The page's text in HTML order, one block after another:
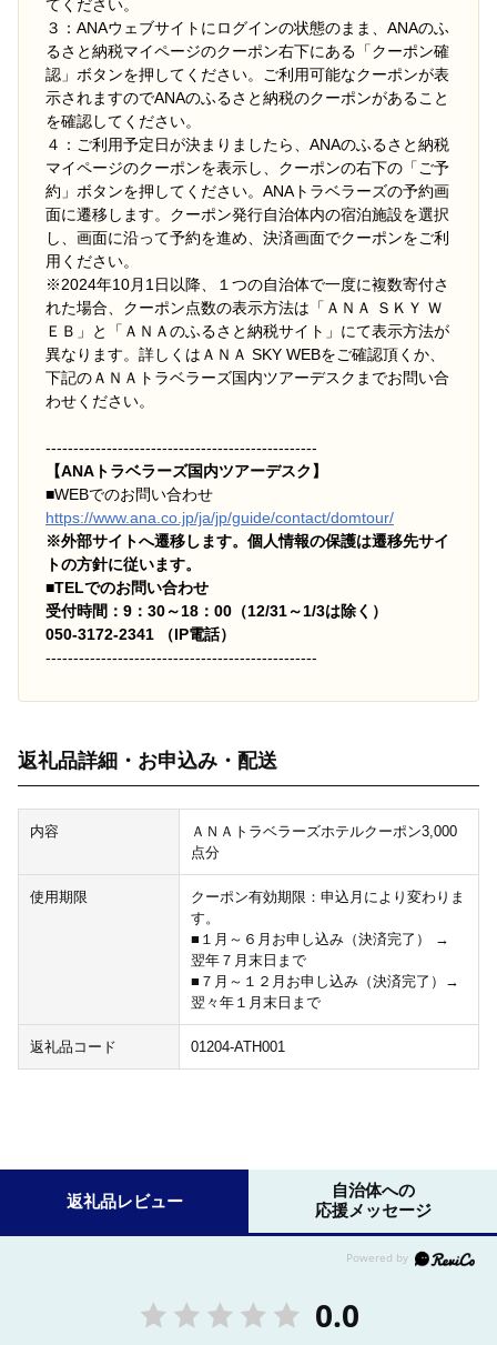
てください。
３：ANAウェブサイトにログインの状態のまま、ANAのふ
るさと納税マイページのクーポン右下にある「クーポン確
認」ボタンを押してください。ご利用可能なクーポンが表
示されますのでANAのふるさと納税のクーポンがあること
を確認してください。
４：ご利用予定日が決まりましたら、ANAのふるさと納税
マイページのクーポンを表示し、クーポンの右下の「ご予
約」ボタンを押してください。ANAトラベラーズの予約画
面に遷移します。クーポン発行自治体内の宿泊施設を選択
し、画面に沿って予約を進め、決済画面でクーポンをご利
用ください。
※2024年10月1日以降、１つの自治体で一度に複数寄付さ
れた場合、クーポン点数の表示方法は「ＡＮＡ ＳＫＹ Ｗ
ＥＢ」と「ＡＮＡのふるさと納税サイト」にて表示方法が
異なります。詳しくはＡＮＡ SKY WEBをご確認頂くか、
下記のＡＮＡトラベラーズ国内ツアーデスクまでお問い合
わせください。
-------------------------------------------------
【ANAトラベラーズ国内ツアーデスク】
■WEBでのお問い合わせ
https://www.ana.co.jp/ja/jp/guide/contact/domtour/
※外部サイトへ遷移します。個人情報の保護は遷移先サイ
トの方針に従います。
■TELでのお問い合わせ
受付時間：9：30～18：00（12/31～1/3は除く）
050-3172-2341 （IP電話）
-------------------------------------------------
返礼品詳細・お申込み・配送
内容
ＡＮＡトラベラーズホテルクーポン3,000
点分
使用期限
クーポン有効期限：申込月により変わりま
す。
■１月～６月お申し込み（決済完了） →
翌年７月末日まで
■７月～１２月お申し込み（決済完了）→
翌々年１月末日まで
返礼品コード 01204-ATH001
返礼品レビュー
自治体への
応援メッセージ
0.0